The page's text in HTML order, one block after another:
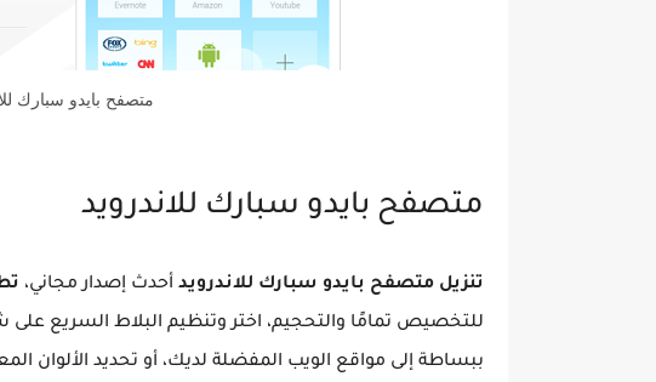
متصفح بايدو سبارك
متصفح بايدو سبارك للاندرويد
تنزيل متصفح بايدو سبارك للاندرويد أحدث إصدار مجاني،
للتخصيص تمامًا والتحجيم، اختر وتنظيم البلاط السريع
ببساطة إلى مواقع الويب المفضلة لديك، أو تحديد